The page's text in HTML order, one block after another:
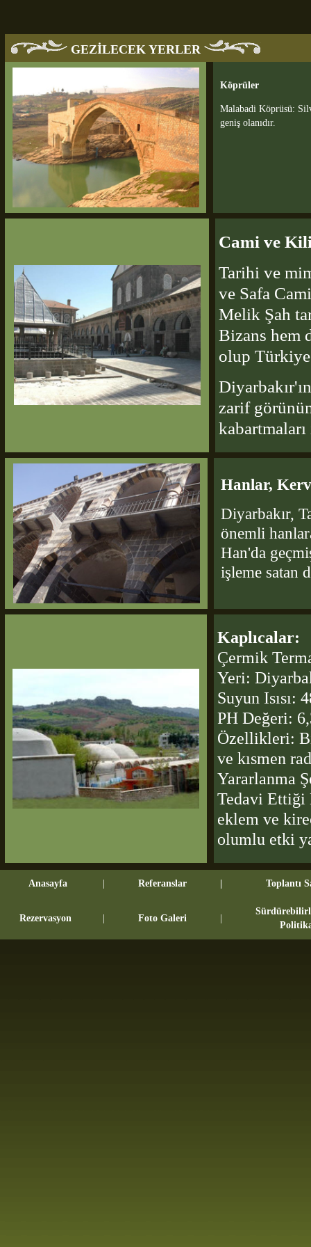
GEZİLECEK YERLER
Köprüler
Malabadi Köprüsü:
geniş olanıdır.
Cami ve
Tarihi ve
ve Safa
Melik Şah
Bizans hem
olup
zarif
Hanlar,
Diyarbakır,
önemli
Han'da
işleme satan
Kaplıcalar:
Çermik
Yeri:
Suyun Isısı:
PH Değeri:
Özellikleri:
ve kısmen
Yararlanma
Tedavi Ettiği
eklem ve
olumlu etki
Anasayfa Referanslar Toplantı
Rezervasyon Foto Galeri